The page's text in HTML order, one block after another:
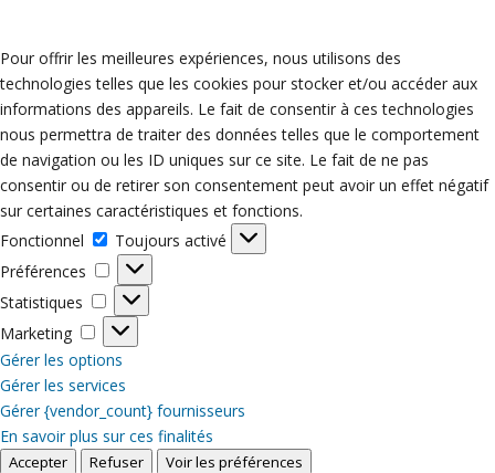
Pour offrir les meilleures expériences, nous utilisons des
technologies telles que les cookies pour stocker et/ou accéder aux
informations des appareils. Le fait de consentir à ces technologies
nous permettra de traiter des données telles que le comportement
de navigation ou les ID uniques sur ce site. Le fait de ne pas
consentir ou de retirer son consentement peut avoir un effet négatif
sur certaines caractéristiques et fonctions.
Fonctionnel
Fonctionnel
Toujours activé
Préférences
Préférences
Statistiques
Statistiques
Marketing
Marketing
Gérer les options
Gérer les services
Gérer {vendor_count} fournisseurs
En savoir plus sur ces finalités
Accepter Refuser
Voir les préférences